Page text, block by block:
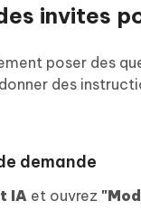
invites
poser des
des
demande
IA et ouvrez